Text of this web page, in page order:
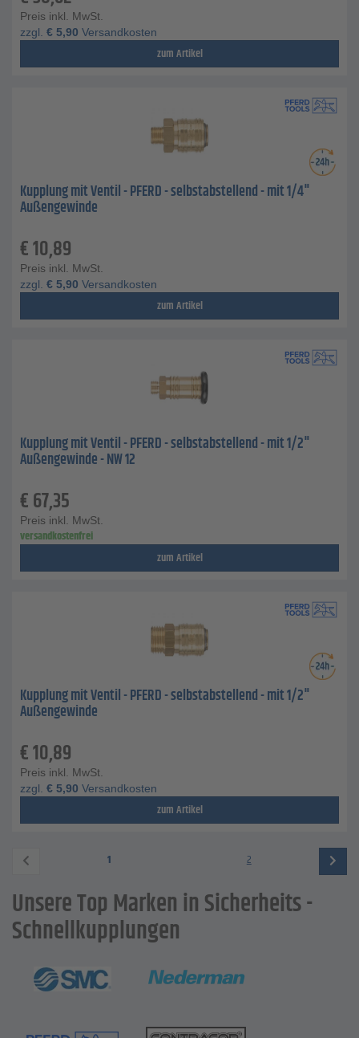
Preis inkl. MwSt.
zzgl. € 5,90 Versandkosten
zum Artikel
Kupplung mit Ventil - PFERD - selbstabstellend - mit 1/4"
Außengewinde
€10,89
Preis inkl. MwSt.
zzgl. € 5,90 Versandkosten
zum Artikel
Kupplung mit Ventil - PFERD - selbstabstellend - mit 1/2"
Außengewinde - NW 12
€67,35
Preis inkl. MwSt.
versandkostenfrei
zum Artikel
Kupplung mit Ventil - PFERD - selbstabstellend - mit 1/2"
Außengewinde
€10,89
Preis inkl. MwSt.
zzgl. € 5,90 Versandkosten
zum Artikel
1 2
Unsere Top Marken in Sicherheits -
Schnellkupplungen